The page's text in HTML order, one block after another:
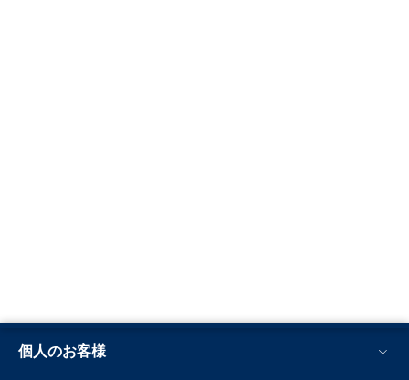
個人のお客様